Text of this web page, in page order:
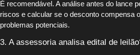
É recomendável. A análise antes do lance
riscos e calcular se o desconto compensa
problemas potenciais.
3. A assessoria analisa edital de